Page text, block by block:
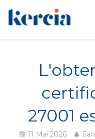
27001
11 Mai 2026